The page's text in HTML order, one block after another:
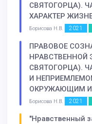
СВЯТОГОРЦА).
ХАРАКТЕР
Борисова Н.В. 2021
ПРАВОВОЕ
НРАВСТВЕННОЙ
СВЯТОГОРЦА).
И
ОКРУЖАЮЩИМ И
Борисова Н.В. 2021
"Нравственный